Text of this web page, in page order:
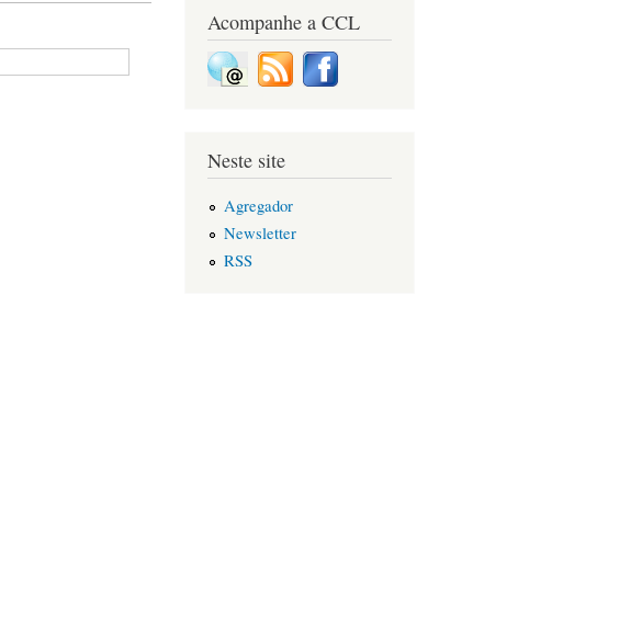
Acompanhe a CCL
Neste site
Agregador
Newsletter
RSS